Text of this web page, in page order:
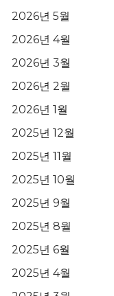
2026년 5월
2026년 4월
2026년 3월
2026년 2월
2026년 1월
2025년 12월
2025년 11월
2025년 10월
2025년 9월
2025년 8월
2025년 6월
2025년 4월